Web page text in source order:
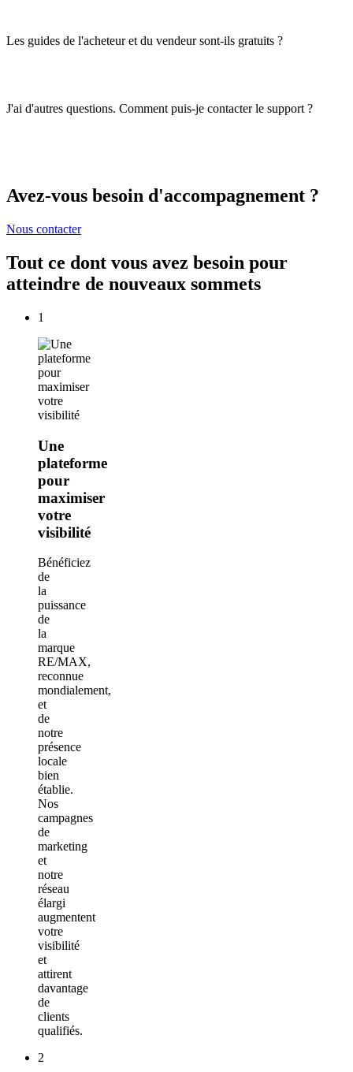
Les guides de l'acheteur et du vendeur sont-ils gratuits ?
J'ai d'autres questions. Comment puis-je contacter le support ?
Avez-vous besoin d'accompagnement ?
Nous contacter
Tout ce dont vous avez besoin pour
atteindre de nouveaux sommets
1
Une
plateforme
pour
maximiser
votre
visibilité
Bénéficiez
de
la
puissance
de
la
marque
RE/MAX,
reconnue
mondialement,
et
de
notre
présence
locale
bien
établie.
Nos
campagnes
de
marketing
et
notre
réseau
élargi
augmentent
votre
visibilité
et
attirent
davantage
de
clients
qualifiés.
2